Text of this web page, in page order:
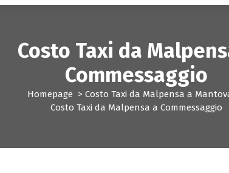
Costo Taxi da
Commessaggio
Homepage > Costo Taxi da Malpensa a
Costo Taxi da Malpensa a Commessaggio